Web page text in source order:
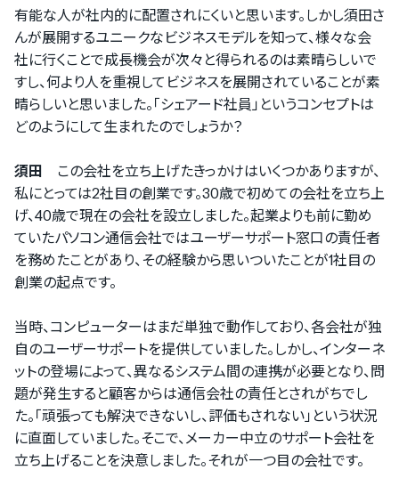
有能な人が社内的に配置されにくいと思います。しかし須田さ
んが展開するユニークなビジネスモデルを知って、様々な会
社に行くことで成長機会が次々と得られるのは素晴らしいで
すし、何より人を重視してビジネスを展開されていることが素
晴らしいと思いました。「シェアード社員」というコンセプトは
どのようにして生まれたのでしょうか？
須田 この会社を立ち上げたきっかけはいくつかありますが、
私にとっては2社目の創業です。30歳で初めての会社を立ち上
げ、40歳で現在の会社を設立しました。起業よりも前に勤め
ていたパソコン通信会社ではユーザーサポート窓口の責任者
を務めたことがあり、その経験から思いついたことが1社目の
創業の起点です。
当時、コンピューターはまだ単独で動作しており、各会社が独
自のユーザーサポートを提供していました。しかし、インターネ
ットの登場によって、異なるシステム間の連携が必要となり、問
題が発生すると顧客からは通信会社の責任とされがちでし
た。「頑張っても解決できないし、評価もされない」という状況
に直面していました。そこで、メーカー中立のサポート会社を
立ち上げることを決意しました。それが一つ目の会社です。